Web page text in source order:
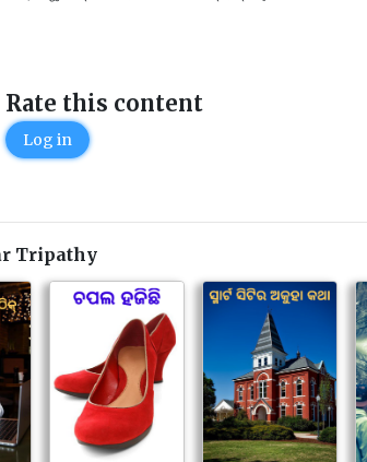
Rate this content
Log in
Tripathy